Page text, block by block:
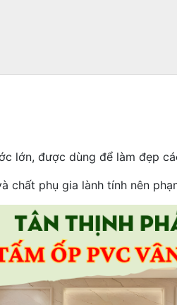
lớn, được dùng để làm đẹp
chất phụ gia lành tính nên